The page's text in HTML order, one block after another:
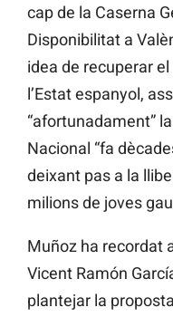
cap de la Caserna
Disponibilitat a
idea de recuperar
l’Estat espanyol,
“afortunadament”
Nacional “fa
deixant pas a la
milions de joves
Muñoz ha recordat
Vicent Ramón
plantejar la